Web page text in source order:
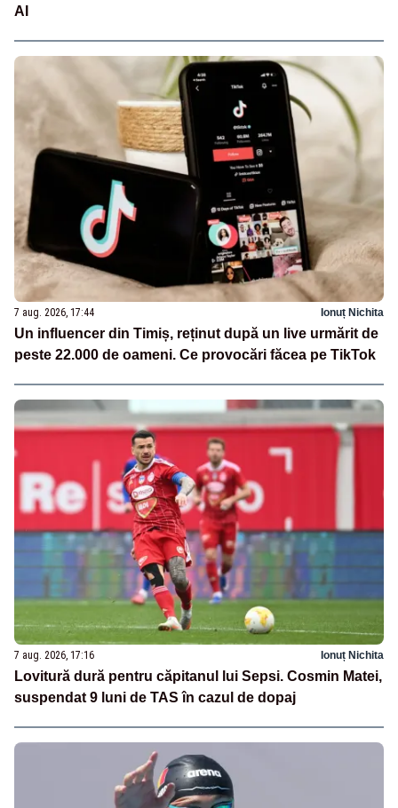
AI
7 aug. 2026, 17:44 Ionuț Nichita
Un influencer din Timiș, reținut după un live urmărit de
peste 22.000 de oameni. Ce provocări făcea pe TikTok
7 aug. 2026, 17:16 Ionuț Nichita
Lovitură dură pentru căpitanul lui Sepsi. Cosmin Matei,
suspendat 9 luni de TAS în cazul de dopaj